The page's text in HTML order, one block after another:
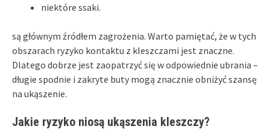
niektóre ssaki.
są głównym źródłem zagrożenia. Warto pamiętać, że w tych
obszarach ryzyko kontaktu z kleszczami jest znaczne.
Dlatego dobrze jest zaopatrzyć się w odpowiednie ubrania –
długie spodnie i zakryte buty mogą znacznie obniżyć szansę
na ukąszenie.
Jakie ryzyko niosą ukąszenia kleszczy?